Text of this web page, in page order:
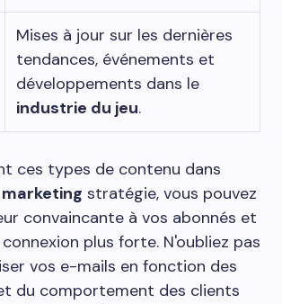
Mises à jour sur les dernières
tendances, événements et
développements dans le
industrie du jeu.
ces types de contenu dans
stratégie, vous pouvez
convaincante à vos abonnés et
plus forte. N'oubliez pas
vos e-mails en fonction des
du comportement des clients